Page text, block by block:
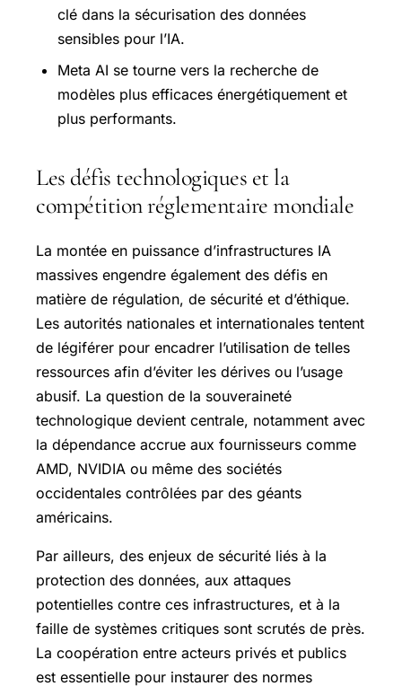
clé dans la sécurisation des données
sensibles pour l’IA.
Meta AI se tourne vers la recherche de
modèles plus efficaces énergétiquement et
plus performants.
Les défis technologiques et la
compétition réglementaire mondiale
La montée en puissance d’infrastructures IA
massives engendre également des défis en
matière de régulation, de sécurité et d’éthique.
Les autorités nationales et internationales tentent
de légiférer pour encadrer l’utilisation de telles
ressources afin d’éviter les dérives ou l’usage
abusif. La question de la souveraineté
technologique devient centrale, notamment avec
la dépendance accrue aux fournisseurs comme
AMD, NVIDIA ou même des sociétés
occidentales contrôlées par des géants
américains.
Par ailleurs, des enjeux de sécurité liés à la
protection des données, aux attaques
potentielles contre ces infrastructures, et à la
faille de systèmes critiques sont scrutés de près.
La coopération entre acteurs privés et publics
est essentielle pour instaurer des normes